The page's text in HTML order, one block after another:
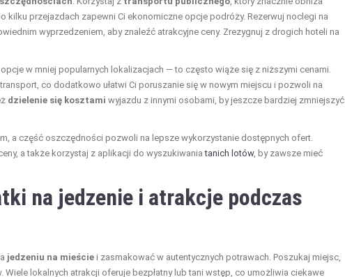
kilku przejazdach zapewni Ci ekonomiczne opcje podróży. Rezerwuj noclegi na
wyprzedzeniem, aby znaleźć atrakcyjne ceny. Zrezygnuj z drogich hoteli na
w mniej popularnych lokalizacjach — to często wiąże się z niższymi cenami.
co dodatkowo ułatwi Ci poruszanie się w nowym miejscu i pozwoli na
dzielenie się kosztami wyjazdu z innymi osobami, by jeszcze bardziej zmniejszyć
a część oszczędności pozwoli na lepsze wykorzystanie dostępnych ofert.
a także korzystaj z aplikacji do wyszukiwaniatanich lotów, by zawsze mieć
na jedzenie i atrakcje podczas
jedzeniu na mieście i zasmakować w autentycznych potrawach. Poszukaj miejsc,
lokalnych atrakcji oferuje bezpłatny lub tani wstęp, co umożliwia ciekawe